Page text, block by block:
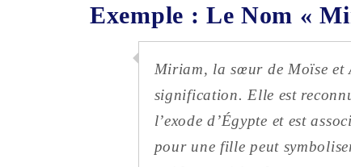
Exemple : Le Nom «
Miriam, la sœur de Moïse et
signification. Elle est
l’exode d’Égypte et est
pour une fille peut